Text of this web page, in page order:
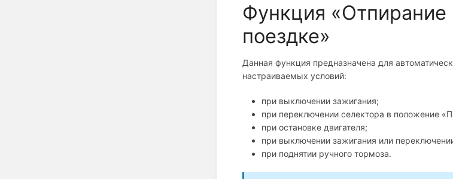
Функция «Отпирание
поездке»
Данная функция предназначена для
настраиваемых условий:
при выключении зажигания;
при переключении селектора в положение
при остановке двигателя;
при выключении зажигания или
при поднятии ручного тормоза.